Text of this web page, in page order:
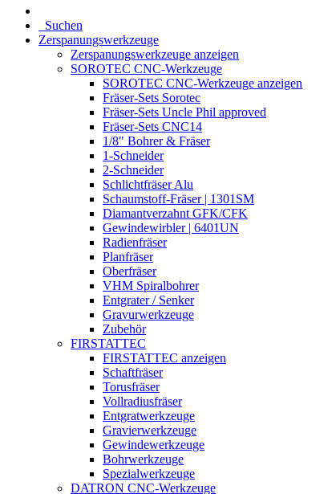
Suchen
Zerspanungswerkzeuge
Zerspanungswerkzeuge anzeigen
SOROTEC CNC-Werkzeuge
SOROTEC CNC-Werkzeuge anzeigen
Fräser-Sets Sorotec
Fräser-Sets Uncle Phil approved
Fräser-Sets CNC14
1/8" Bohrer & Fräser
1-Schneider
2-Schneider
Schlichtfräser Alu
Schaumstoff-Fräser | 1301SM
Diamantverzahnt GFK/CFK
Gewindewirbler | 6401UN
Radienfräser
Planfräser
Oberfräser
VHM Spiralbohrer
Entgrater / Senker
Gravurwerkzeuge
Zubehör
FIRSTATTEC
FIRSTATTEC anzeigen
Schaftfräser
Torusfräser
Vollradiusfräser
Entgratwerkzeuge
Gravierwerkzeuge
Gewindewerkzeuge
Bohrwerkzeuge
Spezialwerkzeuge
DATRON CNC-Werkzeuge